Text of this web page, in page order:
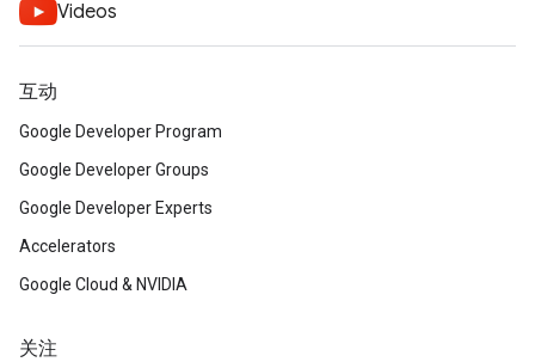
Videos
互动
Google Developer Program
Google Developer Groups
Google Developer Experts
Accelerators
Google Cloud & NVIDIA
关注